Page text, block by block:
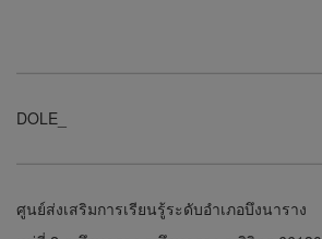
DOLE_
ศูนย์ส่งเสริมการเรียนรู้ระดับอำเภอบึงนาราง